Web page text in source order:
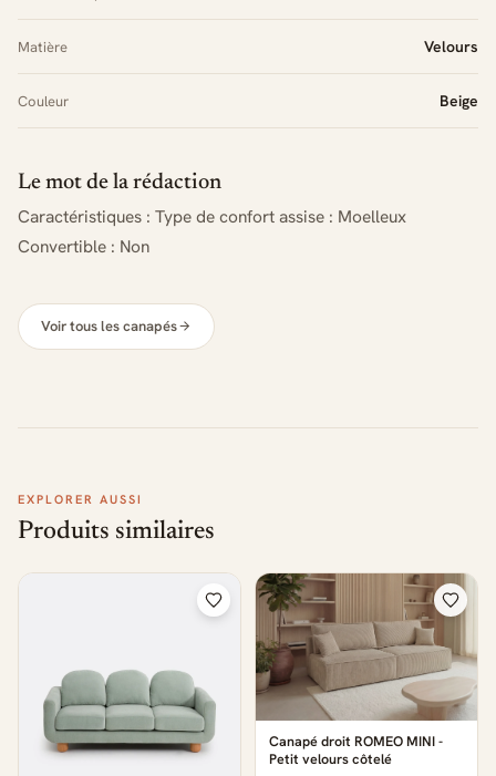
Matière Velours
Couleur Beige
Le mot de la rédaction
Caractéristiques : Type de confort assise : Moelleux
Convertible : Non
Voir tous les canapés
EXPLORER AUSSI
Produits similaires
Canapé droit ROMEO MINI -
Petit velours côtelé